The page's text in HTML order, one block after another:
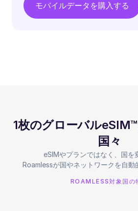
モバイルデータを購入する
1枚のグローバル
国々
eSIMやプランではなく、国を
Roamlessが国やネットワークを自動
ROAMLESS対象国の